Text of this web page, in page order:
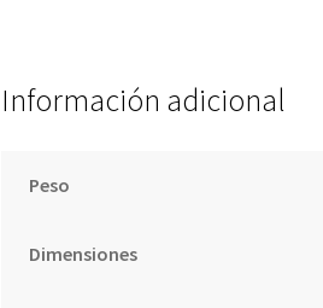
Información adicional
Peso
Dimensiones